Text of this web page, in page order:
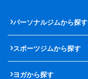
パーソナルジムから探す
スポーツジムから探す
ヨガから探す